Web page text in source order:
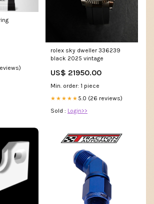
rolex sky dweller 336239
black 2025 vintage
US$ 21950.00
Min. order: 1 piece
★★★★★ 5.0 (26 reviews)
Sold : Login>>